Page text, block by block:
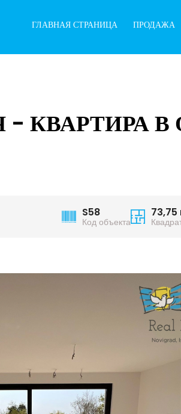
ГЛАВНАЯ СТРАНИЦА ПРОДАЖА
- КВАРТИРА
S58
Код объекта
73,75